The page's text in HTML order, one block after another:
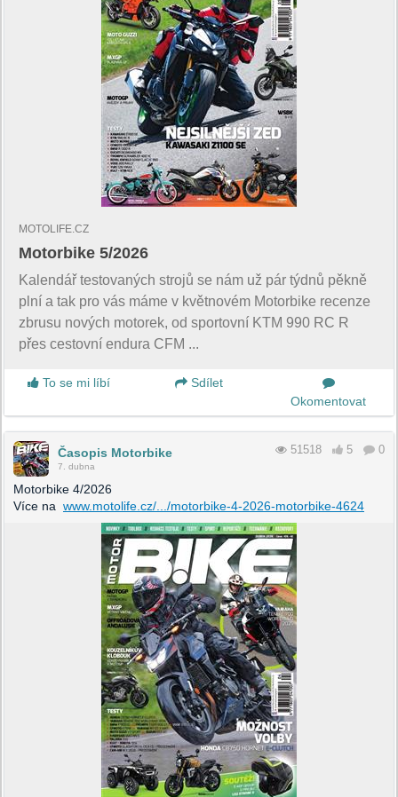
MOTOLIFE.CZ
Motorbike 5/2026
Kalendář testovaných strojů se nám už pár týdnů pěkně
plní a tak pro vás máme v květnovém Motorbike recenze
zbrusu nových motorek, od sportovní KTM 990 RC R
přes cestovní endura CFM ...
To se mi líbí
Sdílet
Okomentovat
Časopis Motorbike
7. dubna
51518 5 0
Motorbike 4/2026
Více na www.motolife.cz/.../motorbike-4-2026-motorbike-4624